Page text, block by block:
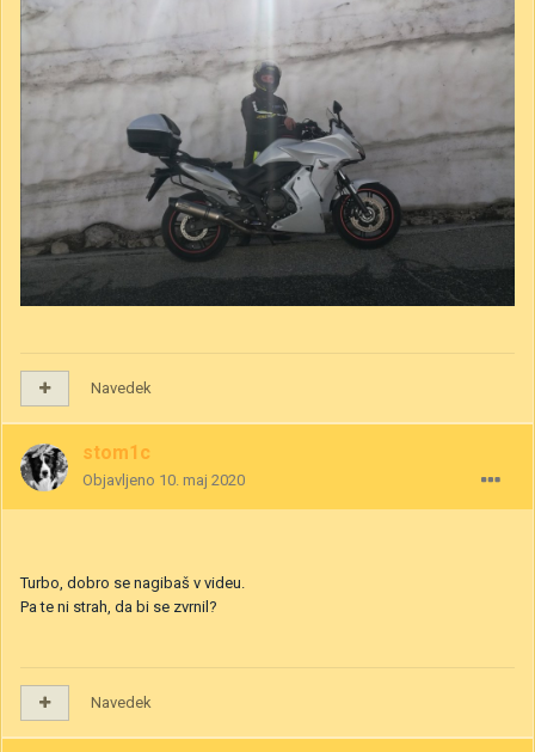
Navedek
stom1c
Objavljeno 10. maj 2020
Turbo, dobro se nagibaš v videu.
Pa te ni strah, da bi se zvrnil?
Navedek